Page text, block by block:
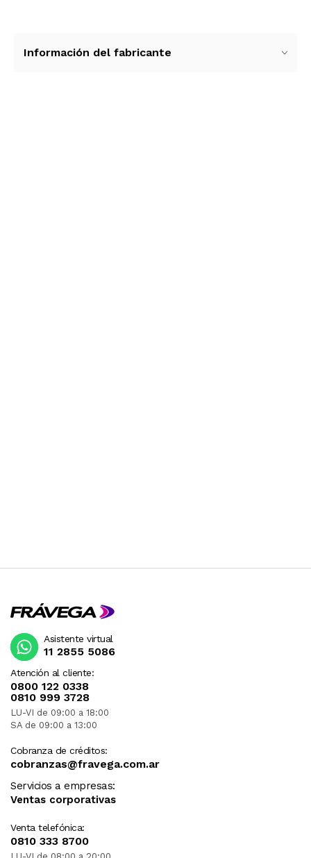
Información del fabricante
Atención al cliente:
0800 122 0338
0810 999 3728
LU-VI de 09:00 a 18:00
SA de 09:00 a 13:00
Cobranza de créditos:
cobranzas@fravega.com.ar
Servicios a empresas:
Ventas corporativas
Venta telefónica:
0810 333 8700
Asistente virtual
11 2855 5086